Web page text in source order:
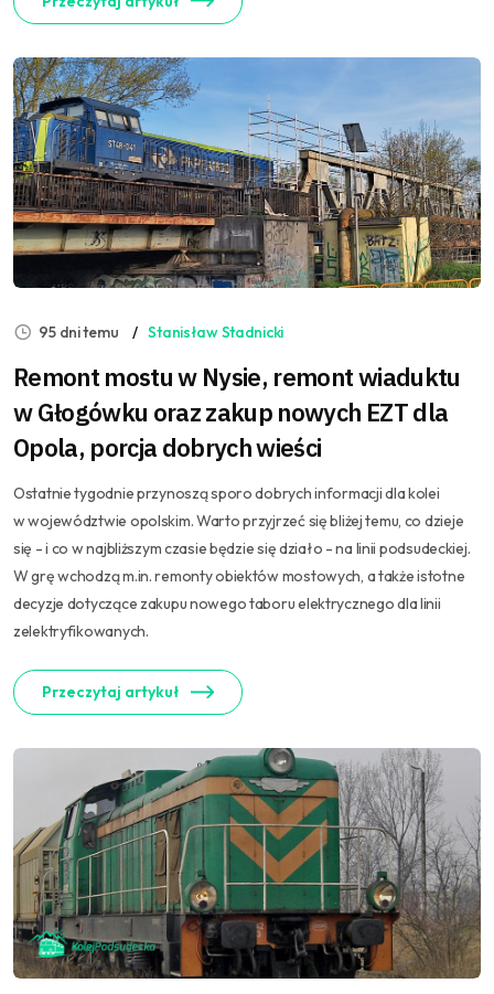
95 dni temu Stanisław Stadnicki
Remont mostu w Nysie, remont wiaduktu
w Głogówku oraz zakup nowych EZT dla
Opola, porcja dobrych wieści
Ostatnie tygodnie przynoszą sporo dobrych informacji dla kolei
w województwie opolskim. Warto przyjrzeć się bliżej temu, co dzieje
się - i co w najbliższym czasie będzie się działo - na linii podsudeckiej.
W grę wchodzą m.in. remonty obiektów mostowych, a także istotne
decyzje dotyczące zakupu nowego taboru elektrycznego dla linii
zelektryfikowanych.
Przeczytaj artykuł